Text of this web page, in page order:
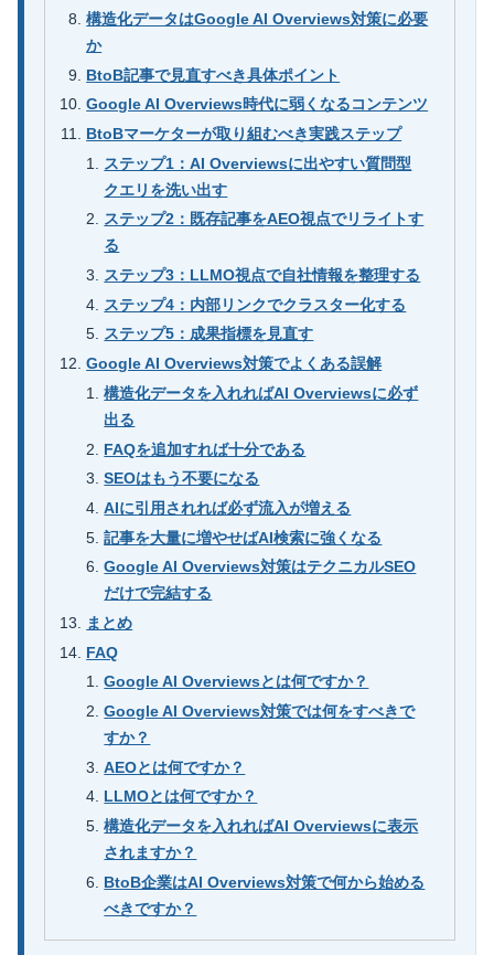
構造化データはGoogle AI Overviews対策に必要
か
BtoB記事で見直すべき具体ポイント
Google AI Overviews時代に弱くなるコンテンツ
BtoBマーケターが取り組むべき実践ステップ
ステップ1：AI Overviewsに出やすい質問型
クエリを洗い出す
ステップ2：既存記事をAEO視点でリライトす
る
ステップ3：LLMO視点で自社情報を整理する
ステップ4：内部リンクでクラスター化する
ステップ5：成果指標を見直す
Google AI Overviews対策でよくある誤解
構造化データを入れればAI Overviewsに必ず
出る
FAQを追加すれば十分である
SEOはもう不要になる
AIに引用されれば必ず流入が増える
記事を大量に増やせばAI検索に強くなる
Google AI Overviews対策はテクニカルSEO
だけで完結する
まとめ
FAQ
Google AI Overviewsとは何ですか？
Google AI Overviews対策では何をすべきで
すか？
AEOとは何ですか？
LLMOとは何ですか？
構造化データを入れればAI Overviewsに表示
されますか？
BtoB企業はAI Overviews対策で何から始める
べきですか？